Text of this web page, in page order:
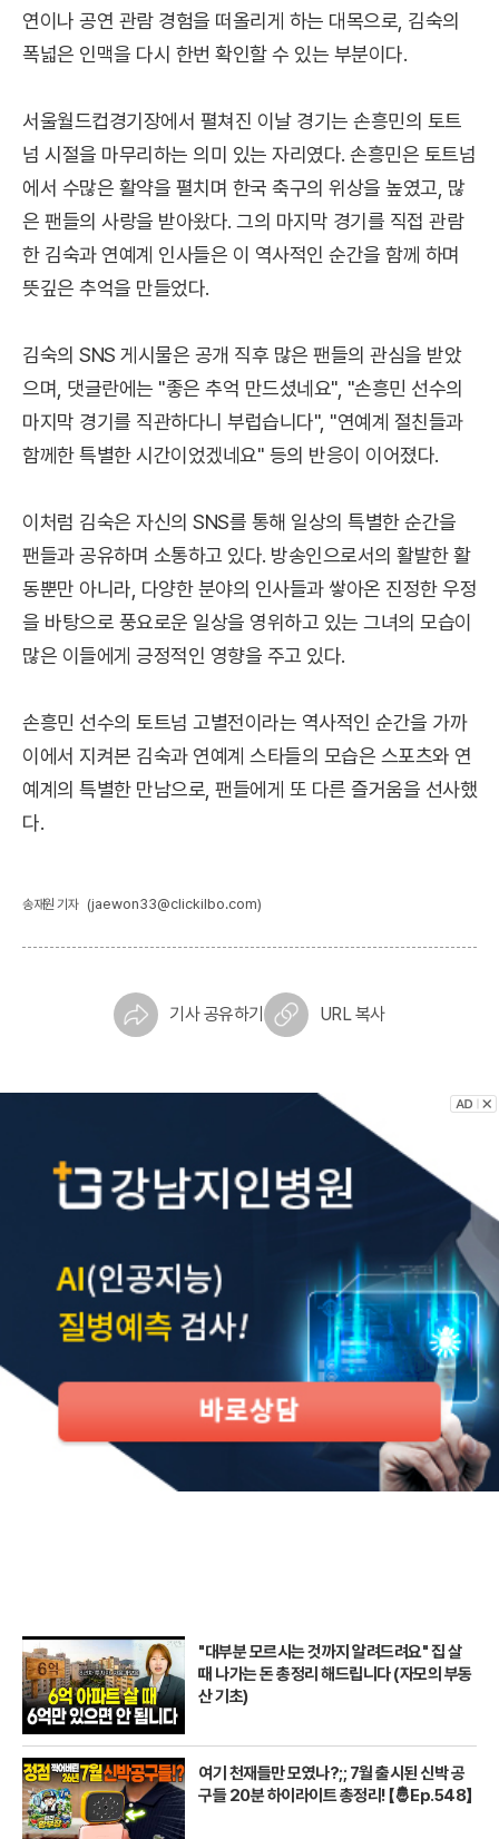
연이나 공연 관람 경험을 떠올리게 하는 대목으로, 김숙의
폭넓은 인맥을 다시 한번 확인할 수 있는 부분이다.
서울월드컵경기장에서 펼쳐진 이날 경기는 손흥민의 토트
넘 시절을 마무리하는 의미 있는 자리였다. 손흥민은 토트넘
에서 수많은 활약을 펼치며 한국 축구의 위상을 높였고, 많
은 팬들의 사랑을 받아왔다. 그의 마지막 경기를 직접 관람
한 김숙과 연예계 인사들은 이 역사적인 순간을 함께 하며
뜻깊은 추억을 만들었다.
김숙의 SNS 게시물은 공개 직후 많은 팬들의 관심을 받았
으며, 댓글란에는 "좋은 추억 만드셨네요", "손흥민 선수의
마지막 경기를 직관하다니 부럽습니다", "연예계 절친들과
함께한 특별한 시간이었겠네요" 등의 반응이 이어졌다.
이처럼 김숙은 자신의 SNS를 통해 일상의 특별한 순간을
팬들과 공유하며 소통하고 있다. 방송인으로서의 활발한 활
동뿐만 아니라, 다양한 분야의 인사들과 쌓아온 진정한 우정
을 바탕으로 풍요로운 일상을 영위하고 있는 그녀의 모습이
많은 이들에게 긍정적인 영향을 주고 있다.
손흥민 선수의 토트넘 고별전이라는 역사적인 순간을 가까
이에서 지켜본 김숙과 연예계 스타들의 모습은 스포츠와 연
예계의 특별한 만남으로, 팬들에게 또 다른 즐거움을 선사했
다.
송재원 기자 (jaewon33@clickilbo.com)
기사 공유하기 URL 복사
"대부분 모르시는 것까지 알려드려요" 집 살
때 나가는 돈 총정리 해드립니다 (자모의 부동
산 기초)
여기 천재들만 모였나?;; 7월 출시된 신박 공
구들 20분 하이라이트 총정리! 【🤴Ep.548】